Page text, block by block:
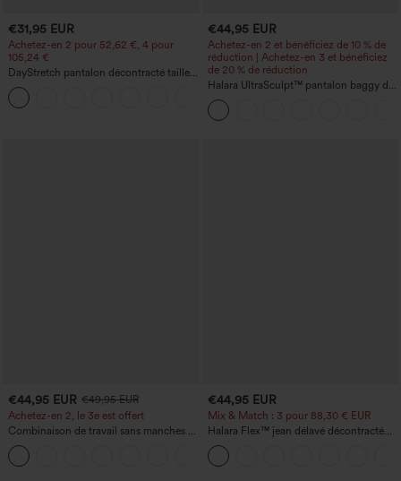
€31,95 EUR
Achetez-en 2 pour 52,62 €, 4 pour
105,24 €
DayStretch pantalon décontracté taille
haute à jambe en forme de tonneau
avec poches
€44,95 EUR
Achetez-en 2 et bénéficiez de 10 % de
réduction | Achetez-en 3 et bénéficiez
de 20 % de réduction
Halara UltraSculpt™ pantalon baggy de
yoga taille haute à effet gainant pour le
ventre, à rayures color block, avec
poches
€44,95 EUR €49,95 EUR
Achetez-en 2, le 3e est offert
Combinaison de travail sans manches à
encolure bateau, côtés noués, toucher
frais, rayée, avec poches — Édition Easy
Peezy
€44,95 EUR
Mix & Match : 3 pour 88,30 € EUR
Halara Flex™ jean délavé décontracté
taille haute à poches, coupe baggy à
jambe large